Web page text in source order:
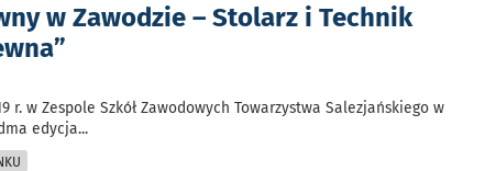
w Zawodzie – Stolarz i Technik
r. w Zespole Szkół Zawodowych Towarzystwa Salezjańskiego w
edycja...